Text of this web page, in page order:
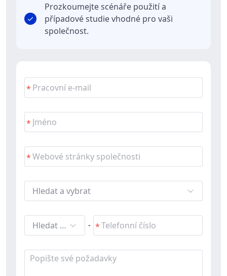
Prozkoumejte scénáře použití a
případové studie vhodné pro vaši
společnost.
Hledat a vybrat
Hledat a vybrat -